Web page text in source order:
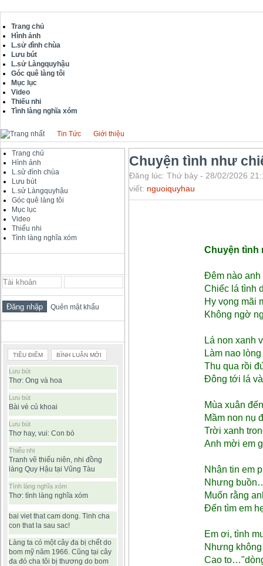
Trang chủ
Hình ảnh
L.sử đình chùa
Lưu bút
L.sử Làngquyhậu
Góc quê làng tôi
Mục lục
Video
Thiếu nhi
Tình làng nghĩa xóm
Tin Tức Giới thiệu
Trang chủ
Hình ảnh
L.sử đình chùa
Lưu bút
L.sử Làngquyhậu
Góc quê làng tôi
Mục lục
Video
Thiếu nhi
Tình làng nghĩa xóm
Quên mật khẩu
TIÊU ĐIỂM BÌNH LUẬN MỚI
Lưu bút
Thơ: Ong và hoa
Lưu bút
Bài vè củ khoai
Lưu bút
Thơ hay, vui: Con bò
Thiếu nhi
Tranh vẽ thiếu niên, nhi đồng
làng Quy Hậu tại Vũng Tàu
Tình làng nghĩa xóm
Thơ: tình làng nghĩa xóm
bai viet that cam dong. Tinh cha
con that la sau sac!
Làng ta có một cây đa bị chết do
bom mỹ năm 1966. Cũng tại cây
đa đó cha tôi bị thương do bom
Chuyện tình như
Đăng lúc: Thứ bảy - 28/02/2026
viết: nguoiquyhau
Chuyện tình
Đêm nào anh
Chiếc lá tình
Hy vọng mãi
Không ngờ
Lá non xanh
Làm nao
Thu qua rồi
Đông tới lá
Mùa xuân
Mầm non nụ
Trời xanh
Anh mời em
Nhận tin em
Nhưng
Muốn rằng
Đến tìm em
Em ơi, tình
Nhưng
Cao